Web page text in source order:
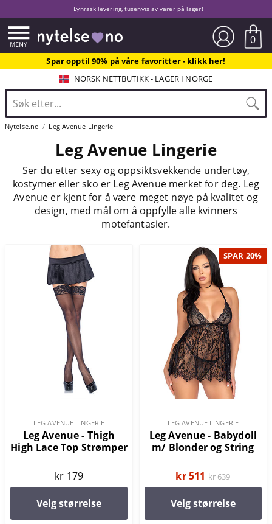
Lynrask levering, tusenvis av varer på lager!
0
Spar opptil 90% på våre favoritter - klikk her!
NORSK NETTBUTIKK - LAGER I NORGE
Nytelse.no Leg Avenue Lingerie
Leg Avenue Lingerie
Ser du etter sexy og oppsiktsvekkende undertøy,
kostymer eller sko er Leg Avenue merket for deg. Leg
Avenue er kjent for å være meget nøye på kvalitet og
design, med mål om å oppfylle alle kvinners
motefantasier.
LEG AVENUE LINGERIE
Leg Avenue - Thigh
High Lace Top Strømper
kr 179
Velg størrelse
SPAR 20%
LEG AVENUE LINGERIE
Leg Avenue - Babydoll
m/ Blonder og String
kr 511 kr 639
Velg størrelse